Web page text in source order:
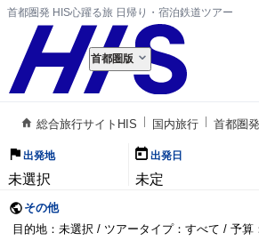
首都圏発 HIS心躍る旅 日帰り・宿泊鉄道ツアー
首都圏版
総合旅行サイトHIS 国内旅行 首都圏
出発地
未選択
出発日
未定
その他
目的地：未選択 / ツアータイプ：すべて / 予算